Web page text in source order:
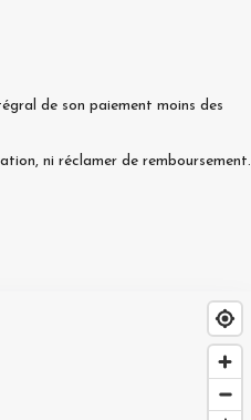
de son paiement moins des
ni réclamer de remboursement.